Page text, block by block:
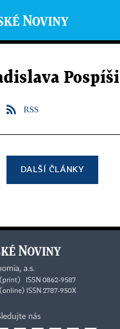
RSS
DALŠÍ ČLÁNKY
a.s.
(print) ISSN 0862-9587
ISSN 2787-950X
nás